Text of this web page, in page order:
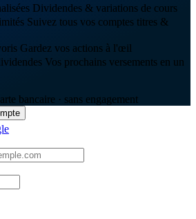
Dividendes & variations de cours
Suivez tous vos comptes titres &
Gardez vos actions à l'œil
Vos prochains versements en un
bancaire · sans engagement